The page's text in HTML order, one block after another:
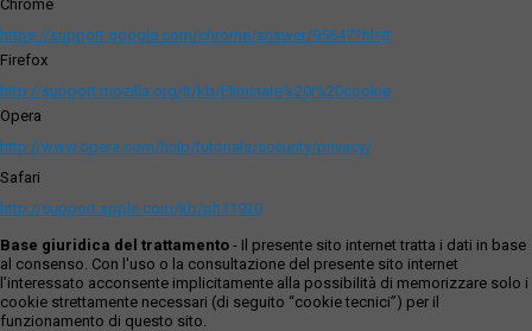
Chrome
https://support.google.com/chrome/answer/95647?hl=it
Firefox
http://support.mozilla.org/it/kb/Eliminare%20i%20cookie
Opera
http://www.opera.com/help/tutorials/security/privacy/
Safari
http://support.apple.com/kb/ph11920
Base giuridica del trattamento - Il presente sito internet tratta i dati in base
al consenso. Con l'uso o la consultazione del presente sito internet
l’interessato acconsente implicitamente alla possibilità di memorizzare solo i
cookie strettamente necessari (di seguito “cookie tecnici”) per il
funzionamento di questo sito.